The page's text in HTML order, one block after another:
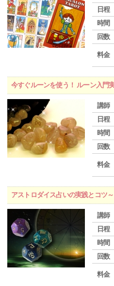
日程
時間
回数
料金
今すぐルーンを使う！ ルーン入門
講師
日程
時間
回数
料金
アストロダイス占いの実践とコツ
講師
日程
時間
回数
料金